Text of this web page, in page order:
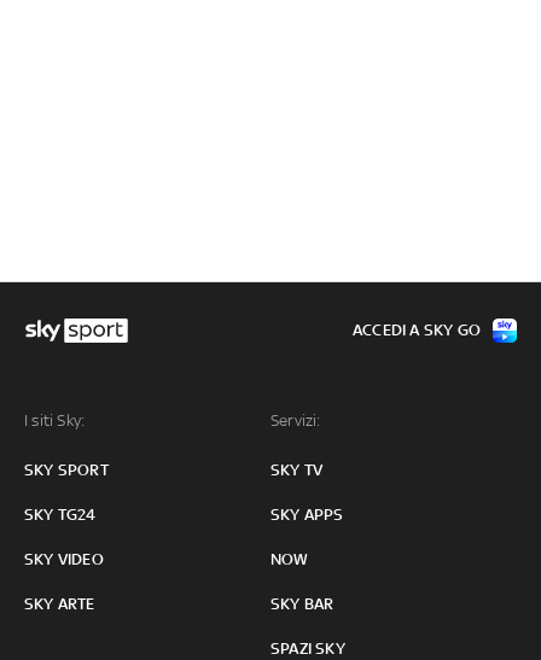
I siti Sky:
SKY SPORT
SKY TG24
SKY VIDEO
SKY ARTE
Servizi:
SKY TV
SKY APPS
NOW
SKY BAR
SPAZI SKY
ACCEDI A SKY GO